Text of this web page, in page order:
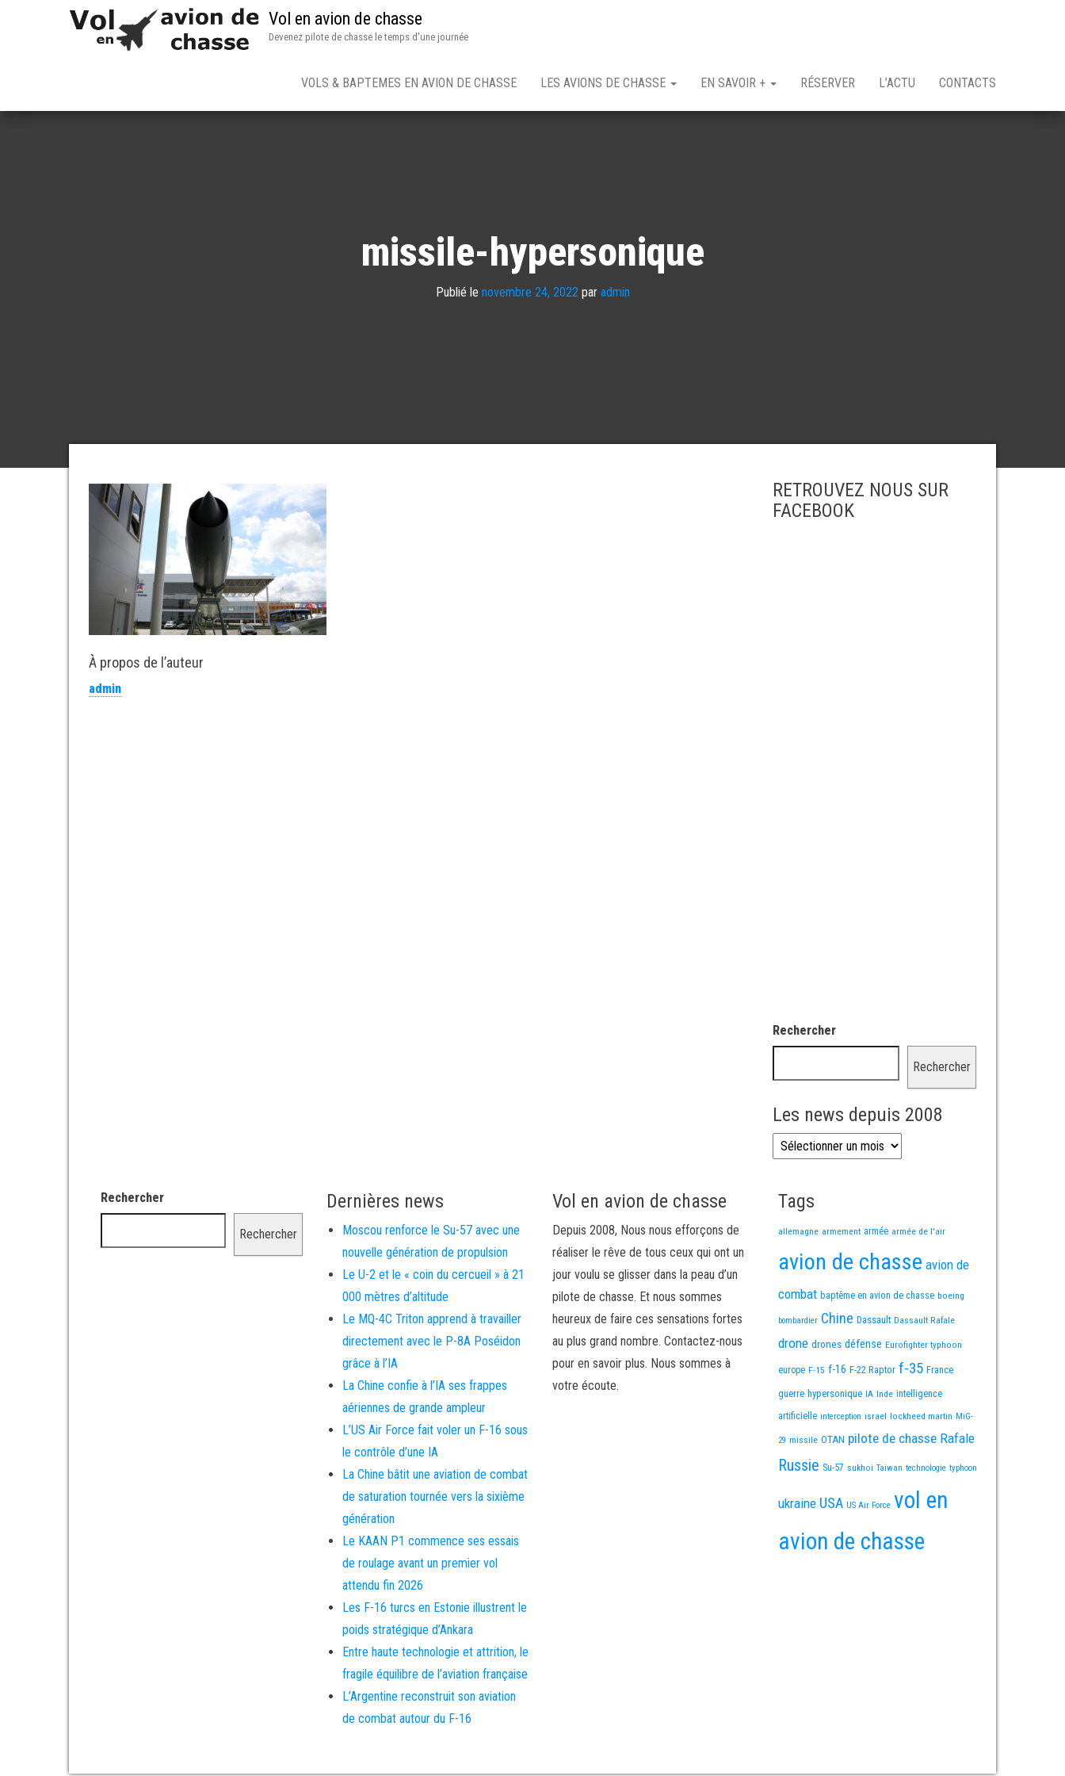
Vol en avion de chasse
Devenez pilote de chasse le temps d'une journée
VOLS & BAPTEMES EN AVION DE CHASSE LES AVIONS DE CHASSE EN SAVOIR + RÉSERVER L’ACTU CONTACTS
missile-hypersonique
Publié le novembre 24, 2022 par admin
À propos de l’auteur
admin
RETROUVEZ NOUS SUR
FACEBOOK
Rechercher
Rechercher
Les news depuis 2008
Les news depuis 2008
Rechercher
Rechercher
Dernières news
Moscou renforce le Su-57 avec une
nouvelle génération de propulsion
Le U-2 et le « coin du cercueil » à 21
000 mètres d’altitude
Le MQ-4C Triton apprend à travailler
directement avec le P-8A Poséidon
grâce à l’IA
La Chine confie à l’IA ses frappes
aériennes de grande ampleur
L’US Air Force fait voler un F-16 sous
le contrôle d’une IA
La Chine bâtit une aviation de combat
de saturation tournée vers la sixième
génération
Le KAAN P1 commence ses essais
de roulage avant un premier vol
attendu fin 2026
Les F-16 turcs en Estonie illustrent le
poids stratégique d’Ankara
Entre haute technologie et attrition, le
fragile équilibre de l’aviation française
L’Argentine reconstruit son aviation
de combat autour du F-16
Vol en avion de chasse
Depuis 2008, Nous nous efforçons de
réaliser le rêve de tous ceux qui ont un
jour voulu se glisser dans la peau d’un
pilote de chasse. Et nous sommes
heureux de faire ces sensations fortes
au plus grand nombre. Contactez-nous
pour en savoir plus. Nous sommes à
votre écoute.
Tags
allemagne armement armée armée de l'air
avion de chasse avion de
combat baptême en avion de chasse boeing
bombardier Chine Dassault Dassault Rafale
drone drones défense Eurofighter typhoon
europe F-15 f-16 F-22 Raptor f-35 France
guerre hypersonique IA Inde intelligence
artificielle interception israel lockheed martin MiG-
29 missile OTAN pilote de chasse Rafale
Russie Su-57 sukhoi Taiwan technologie typhoon
ukraine USA US Air Force vol en
avion de chasse